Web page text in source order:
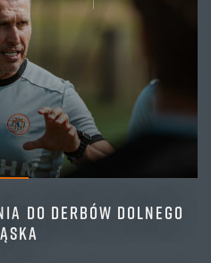
DO DERBÓW DOLNEGO